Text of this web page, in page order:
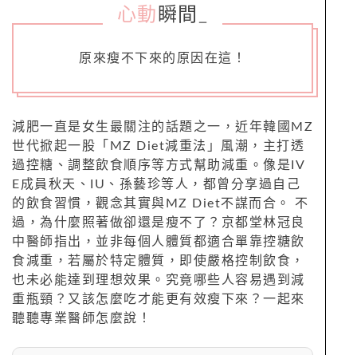
心動 瞬間
原來瘦不下來的原因在這！
減肥一直是女生最關注的話題之一，近年韓國MZ
世代掀起一股「MZ Diet減重法」風潮，主打透
過控糖、調整飲食順序等方式幫助減重。像是IV
E成員秋天、IU、孫藝珍等人，都曾分享過自己
的飲食習慣，觀念其實與MZ Diet不謀而合。 不
過，為什麼照著做卻還是瘦不了？京都堂林冠良
中醫師指出，並非每個人體質都適合單靠控糖飲
食減重，若屬於特定體質，即使嚴格控制飲食，
也未必能達到理想效果。究竟哪些人容易遇到減
重瓶頸？又該怎麼吃才能更有效瘦下來？一起來
聽聽專業醫師怎麼說！